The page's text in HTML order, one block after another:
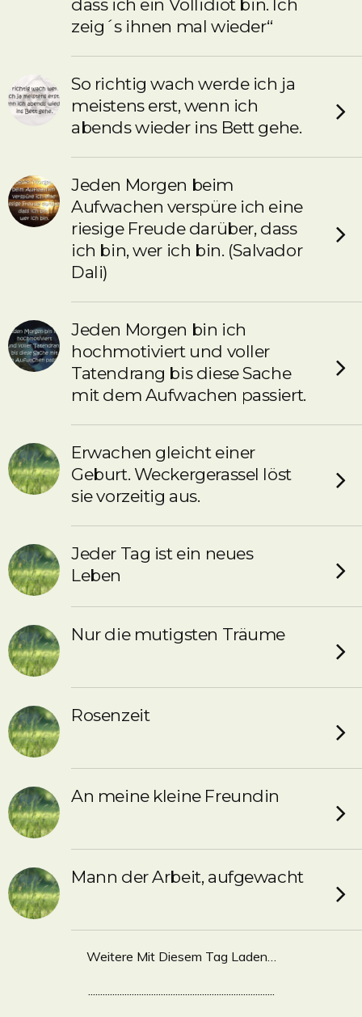
dass ich ein Vollidiot bin. Ich
zeig´s ihnen mal wieder“
So richtig wach werde ich ja
meistens erst, wenn ich
abends wieder ins Bett gehe.
Jeden Morgen beim
Aufwachen verspüre ich eine
riesige Freude darüber, dass
ich bin, wer ich bin. (Salvador
Dali)
Jeden Morgen bin ich
hochmotiviert und voller
Tatendrang bis diese Sache
mit dem Aufwachen passiert.
Erwachen gleicht einer
Geburt. Weckergerassel löst
sie vorzeitig aus.
Jeder Tag ist ein neues
Leben
Nur die mutigsten Träume
Rosenzeit
An meine kleine Freundin
Mann der Arbeit, aufgewacht
Weitere Mit Diesem Tag Laden…
.............................................................................